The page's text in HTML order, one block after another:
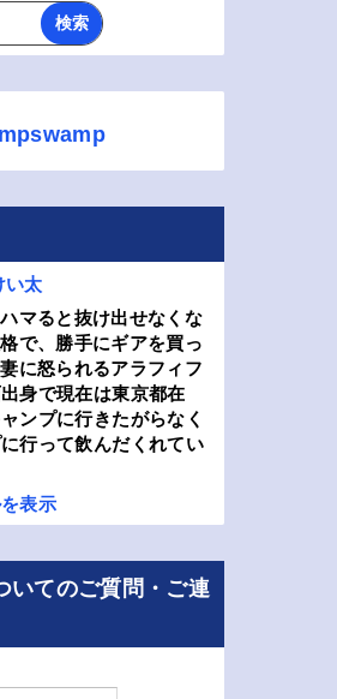
い太
マると抜け出せなくな
で、勝手にギアを買っ
に怒られるアラフィフ
身で現在は東京都在
ンプに行きたがらなく
行って飲んだくれてい
表示
いてのご質問・ご連